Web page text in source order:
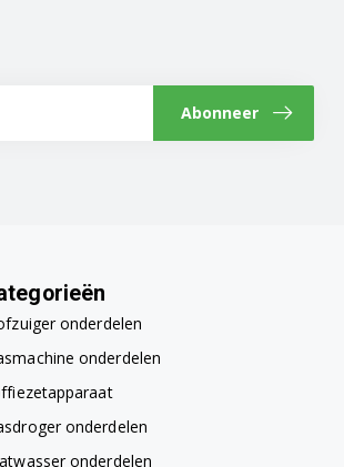
Abonneer
onderdelen
onderdelen
onderdelen
onderdelen